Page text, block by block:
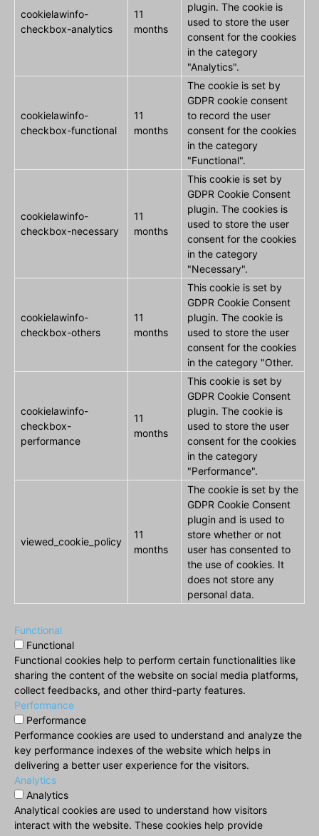
cookielawinfo-
checkbox-analytics
11
months
plugin. The cookie is
used to store the user
consent for the cookies
in the category
"Analytics".
cookielawinfo-
checkbox-functional
11
months
The cookie is set by
GDPR cookie consent
to record the user
consent for the cookies
in the category
"Functional".
cookielawinfo-
checkbox-necessary
11
months
This cookie is set by
GDPR Cookie Consent
plugin. The cookies is
used to store the user
consent for the cookies
in the category
"Necessary".
cookielawinfo-
checkbox-others
11
months
This cookie is set by
GDPR Cookie Consent
plugin. The cookie is
used to store the user
consent for the cookies
in the category "Other.
cookielawinfo-
checkbox-
performance
11
months
This cookie is set by
GDPR Cookie Consent
plugin. The cookie is
used to store the user
consent for the cookies
in the category
"Performance".
viewed_cookie_policy
11
months
The cookie is set by the
GDPR Cookie Consent
plugin and is used to
store whether or not
user has consented to
the use of cookies. It
does not store any
personal data.
Functional
Functional
Functional cookies help to perform certain functionalities like
sharing the content of the website on social media platforms,
collect feedbacks, and other third-party features.
Performance
Performance
Performance cookies are used to understand and analyze the
key performance indexes of the website which helps in
delivering a better user experience for the visitors.
Analytics
Analytics
Analytical cookies are used to understand how visitors
interact with the website. These cookies help provide